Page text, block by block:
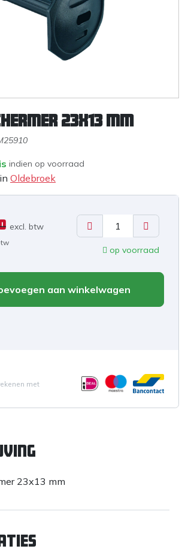
23x13 mm
indien op voorraad
Oldebroek
excl. btw
op voorraad
aan winkelwagen
met
23x13 mm